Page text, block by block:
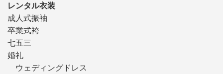
レンタル衣装
成人式振袖
卒業式袴
七五三
婚礼
ウェディングドレス